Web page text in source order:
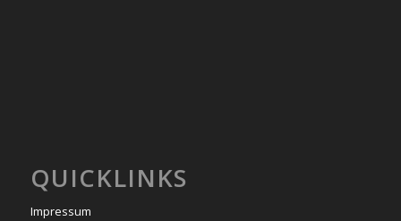
QUICKLINKS
Impressum